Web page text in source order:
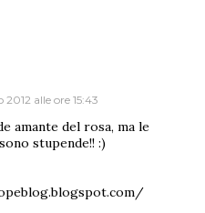
2012 alle ore 15:43
amante del rosa, ma le
stupende!! :)